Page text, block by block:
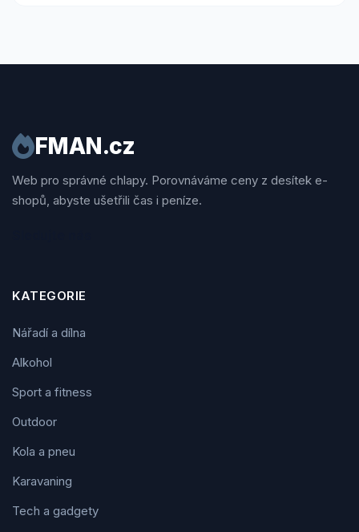
FMAN.cz
Web pro správné chlapy. Porovnáváme ceny z desítek e-
shopů, abyste ušetřili čas i peníze.
KATEGORIE
Nářadí a dílna
Alkohol
Sport a fitness
Outdoor
Kola a pneu
Karavaning
Tech a gadgety